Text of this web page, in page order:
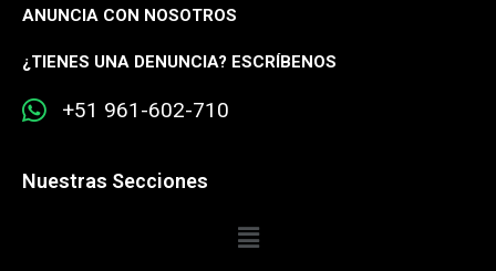
ANUNCIA CON NOSOTROS
¿TIENES UNA DENUNCIA? ESCRÍBENOS
+51 961-602-710
Nuestras Secciones